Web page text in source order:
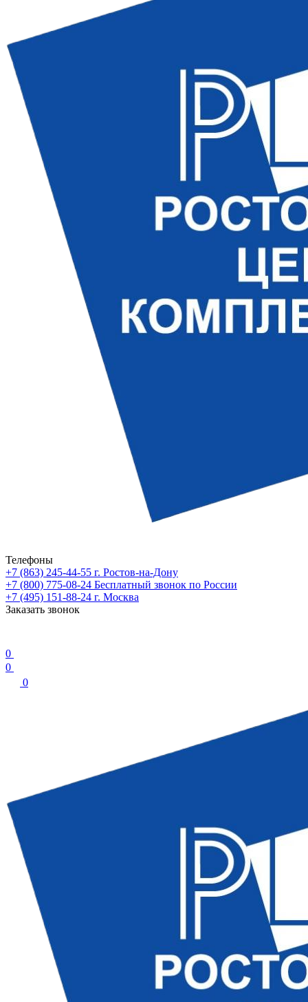
Телефоны
+7 (863) 245-44-55 г. Ростов-на-Дону
+7 (800) 775-08-24 Бесплатный звонок по России
+7 (495) 151-88-24 г. Москва
Заказать звонок
0
0
0